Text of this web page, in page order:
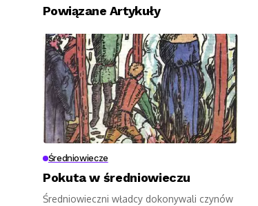
Powiązane Artykuły
Średniowiecze
Pokuta w średniowieczu
Średniowieczni władcy dokonywali czynów